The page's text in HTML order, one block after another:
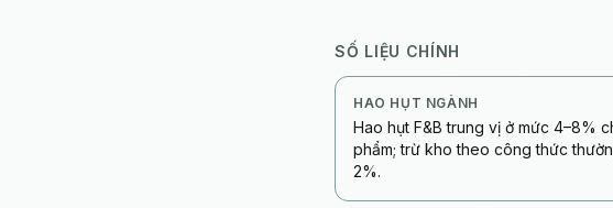
SỐ LIỆU CHÍNH
HAO HỤT NGÀNH
Hao hụt F&B trung vị ở mức 4–8%
phẩm; trừ kho theo công thức
2%.